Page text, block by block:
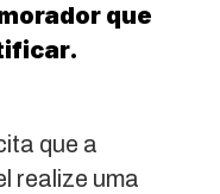
que
que a
realize uma